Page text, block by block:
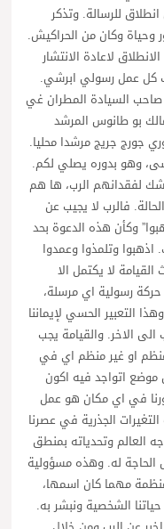
للرسالة. وتذكر
وحياة وكان من الحراكيش.
لاعادة الانتشار
كل عمل رسولي ابرشي.
السيادة المطران غي
بو طانوس المرشد
جورج جريج مرشدا محليا.
وهو بدوره يصلي لكم.
لفقدانهم الرب، ها هم
فالرب لا يجيب عن
وكأن هذه الدعوة بحد
وتلمذوا وعمدوا
لا يكتمل الا
حركة رسولية اي مرسلة،
التعبير الحسي لإيماننا
الاخر. والقيامة يجب
او غير منظم اي في
موضع اتواجد فيه اكون
في اي مكان هو عمل
الجذرية في عصرنا
العالم وتحدياته بمنطق
له. وهذه مسؤولية
مهما كان اسمها،
الشخصية ونبشر به.